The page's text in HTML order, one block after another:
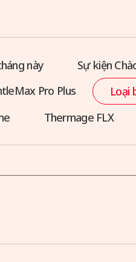
này Sự kiện
Pro Plus
Loại
Thermage FLX